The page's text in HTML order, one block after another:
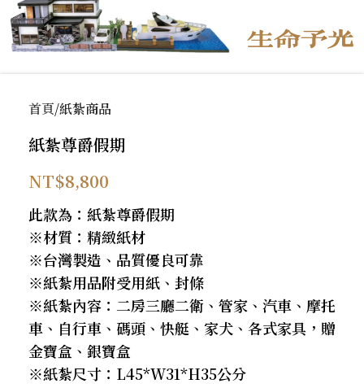
首頁 紙紮商品
紙紮尊爵假期
NT$8,800
此款為：紙紮尊爵假期
※材質：精緻紙材
※台灣製造、品質優良可靠
※紙紮用品附受用紙、封條
※紙紮內容：二房三廳二衛、管家、汽車、摩托
車、自行車、碼頭、快艇、家犬、各式家具，贈
金寶盒、銀寶盒
※紙紮尺寸：L45*W31*H35公分